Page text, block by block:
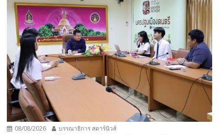
08/08/2026 บรรณาธิการ สตาร์นิวส์